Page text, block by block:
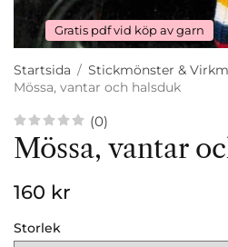
Gratis pdf vid köp av garn
Startsida / Stickmönster &
Mössa, vantar och halsduk
(0)
Mössa, vantar
160 kr
Storlek